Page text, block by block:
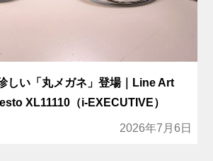
しい「丸メガネ」登場｜Line Art
XL11110（i-EXECUTIVE）
2026年7月6日